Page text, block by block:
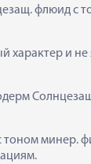
флюид с
и не
минер.